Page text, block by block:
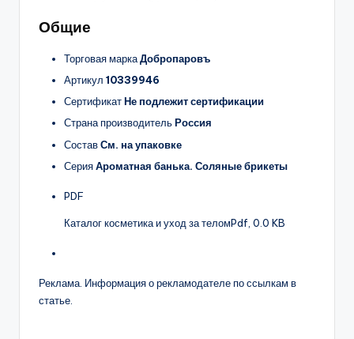
Общие
Торговая маркаДобропаровъ
Артикул 10339946
СертификатНе подлежит сертификации
Страна производительРоссия
СоставСм. на упаковке
СерияАроматная банька. Соляные брикеты
PDF
Каталог косметика и уход за теломPdf, 0.0 KB
Реклама. Информация о рекламодателе по ссылкам в
статье.